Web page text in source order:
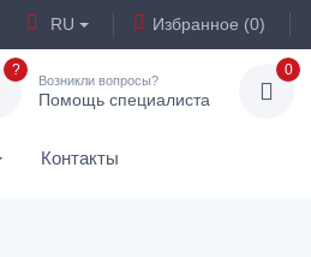
RU Избранное (0)
?
Возникли вопросы?
Помощь специалиста
0
Контакты